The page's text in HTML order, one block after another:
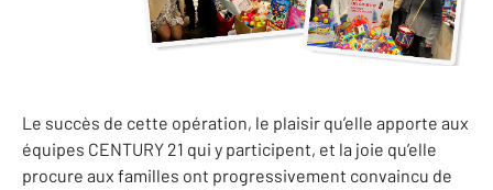
Le succès de cette opération, le plaisir qu’elle apporte aux
équipes CENTURY 21 qui y participent, et la joie qu’elle
procure aux familles ont progressivement convaincu de